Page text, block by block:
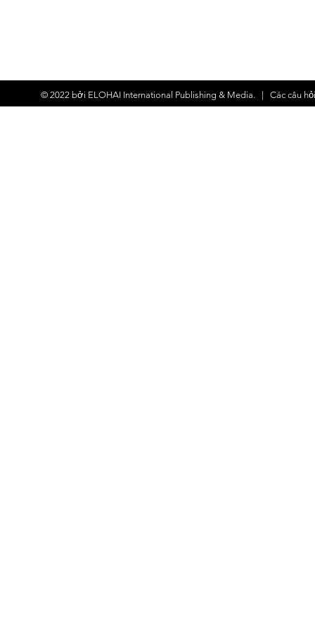
© 2022 bởi ELOHAI International Publishing & Media. | Các câu